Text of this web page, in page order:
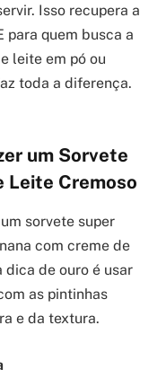
Isso recupera a
para quem busca a
leite em pó ou
toda a diferença.
um Sorvete
Leite Cremoso
sorvete super
com creme de
dica de ouro é usar
as pintinhas
e da textura.